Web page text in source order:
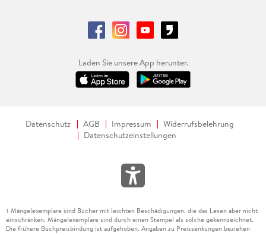
Laden Sie unsere App herunter.
Datenschutz AGB Impressum
Widerrufsbelehrung
Datenschutzeinstellungen
1 Mängelexemplare sind Bücher mit leichten Beschädigungen, die das Lesen aber nicht
einschränken. Mängelexemplare sind durch einen Stempel als solche gekennzeichnet.
Die frühere Buchpreisbindung ist aufgehoben. Angaben zu Preissenkungen beziehen